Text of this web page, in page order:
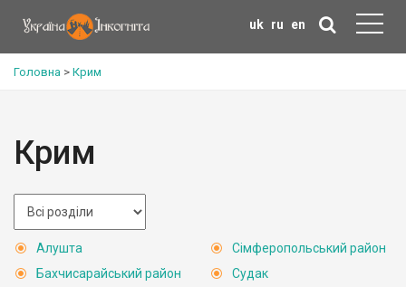
uk ru en
Головна > Крим
Крим
Алушта
Бахчисарайський район
Сімферопольський район
Судак